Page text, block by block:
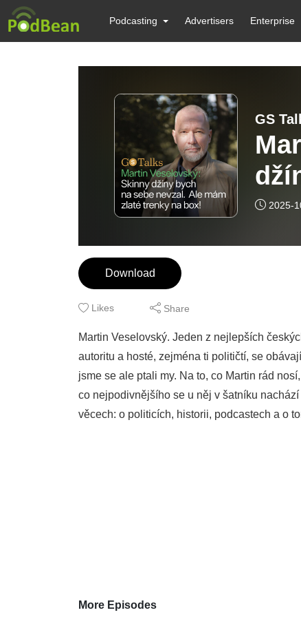
Podcasting Advertisers Enterprise
GS
Ale
2025-
Download
Likes Share
Martin Veselovský. Jeden z nejlepších
autoritu a hosté, zejména ti političtí, se
jsme se ale ptali my. Na to, co Martin rád
co nejpodivnějšího se u něj v šatníku
věcech: o politicích, historii, podcastech a o
More Episodes